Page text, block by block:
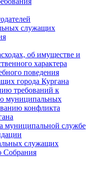
служащих
об имуществе и
характера
поведения
города Кургана
требований к
муниципальных
конфликта
муниципальной службе
служащих
Cобрания